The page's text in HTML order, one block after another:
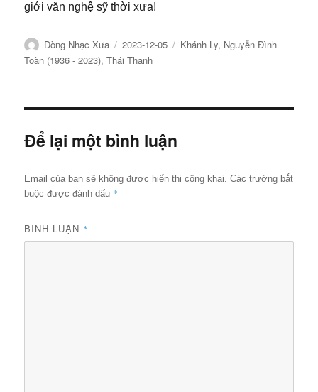
giới văn nghệ sỹ thời xưa!
Tác
giả
Dòng Nhạc Xưa
Đăng
ngày
2023-12-05
Chuyên
Khánh Ly, Nguyễn Đình
Toàn (1936 - 2023),Thái Thanh
Để lại một bình luận
Email của bạn sẽ không được hiển thị công khai. Các trường bắt
buộc được đánh dấu *
BÌNH LUẬN *